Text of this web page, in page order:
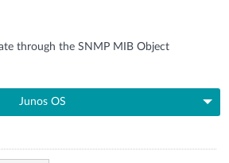
through the SNMP MIB Object
Junos OS